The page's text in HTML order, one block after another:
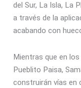
del Sur, La Isla, La
a través de la
acabando con
Mientras que en
Pueblito Paisa,
construirán vías en